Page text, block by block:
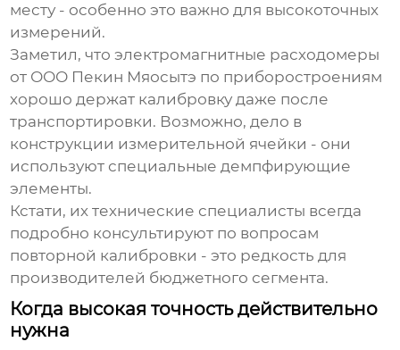
месту - особенно это важно для высокоточных
измерений.
Заметил, что электромагнитные расходомеры
от ООО Пекин Мяосытэ по приборостроениям
хорошо держат калибровку даже после
транспортировки. Возможно, дело в
конструкции измерительной ячейки - они
используют специальные демпфирующие
элементы.
Кстати, их технические специалисты всегда
подробно консультируют по вопросам
повторной калибровки - это редкость для
производителей бюджетного сегмента.
Когда высокая точность действительно
нужна